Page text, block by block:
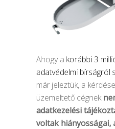
Ahogy a korábbi 3
adatvédelmi bírságról
már jeleztük, a
üzemeltető cégnek
adatkezelési
voltak hiányosságai,